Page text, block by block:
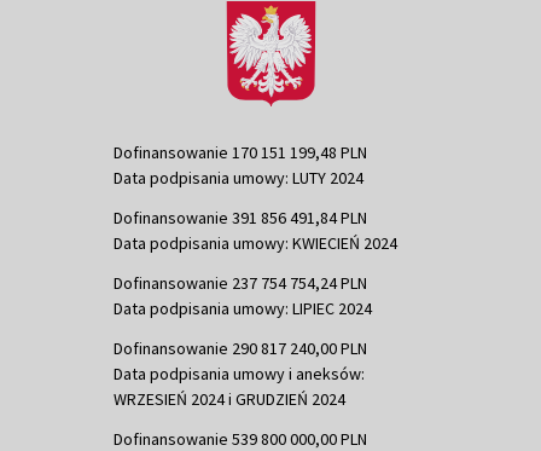
Dofinansowanie 170 151 199,48 PLN
Data podpisania umowy: LUTY 2024
Dofinansowanie 391 856 491,84 PLN
Data podpisania umowy: KWIECIEŃ 2024
Dofinansowanie 237 754 754,24 PLN
Data podpisania umowy: LIPIEC 2024
Dofinansowanie 290 817 240,00 PLN
Data podpisania umowy i aneksów:
WRZESIEŃ 2024 i GRUDZIEŃ 2024
Dofinansowanie 539 800 000,00 PLN